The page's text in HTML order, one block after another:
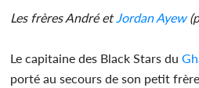
Les frères André etJordan Ayew
Le capitaine des Black Stars du
porté au secours de son petit